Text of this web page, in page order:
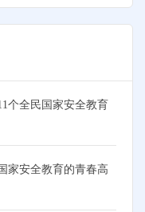
个全民国家安全教育
家安全教育的青春高